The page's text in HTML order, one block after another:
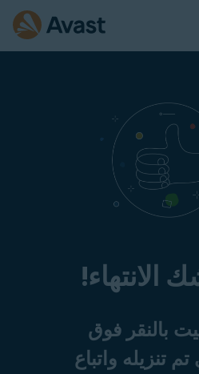
الانتهاء!
بالنقر فوق
تنزيله واتباع